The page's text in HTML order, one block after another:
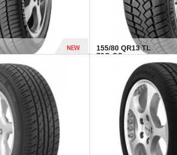
NEW
1 182 Dhs
155/80 QR13 TL
79Q CO...